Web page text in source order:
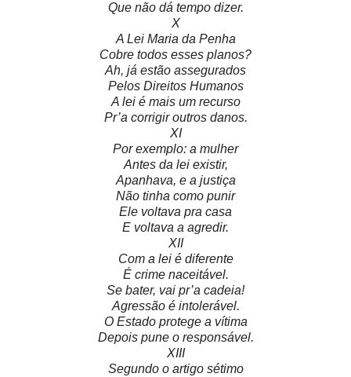
Que não dá tempo dizer.
X
A Lei Maria da Penha
Cobre todos esses planos?
Ah, já estão assegurados
Pelos Direitos Humanos
A lei é mais um recurso
Pr’a corrigir outros danos.
XI
Por exemplo: a mulher
Antes da lei existir,
Apanhava, e a justiça
Não tinha como punir
Ele voltava pra casa
E voltava a agredir.
XII
Com a lei é diferente
É crime naceitável.
Se bater, vai pr’a cadeia!
Agressão é intolerável.
O Estado protege a vítima
Depois pune o responsável.
XIII
Segundo o artigo sétimo